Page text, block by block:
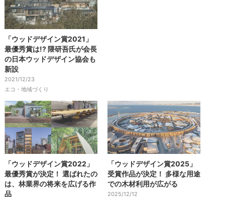
「ウッドデザイン賞2021」
最優秀賞は!? 隈研吾氏が会長
の日本ウッドデザイン協会も
新設
2021/12/23
エコ・地域づくり
「ウッドデザイン賞2022」
最優秀賞が決定！ 選ばれたの
は、林業界の将来を広げる作
品
「ウッドデザイン賞2025」
受賞作品が決定！ 多様な用途
での木材利用が広がる
2025/12/12